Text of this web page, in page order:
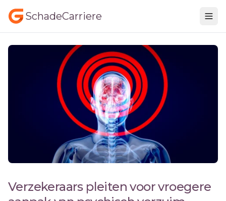
SchadeCarriere
Verzekeraars pleiten voor vroegere